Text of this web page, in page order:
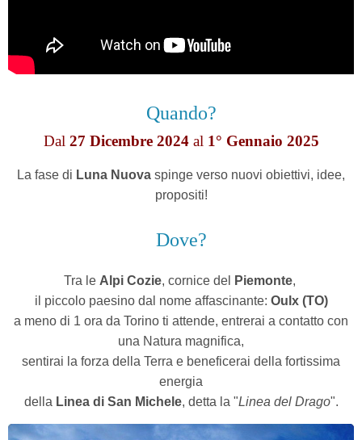
Quando?
Dal 27 Dicembre 2024al 1° Gennaio 2025
La fase di Luna Nuova spinge verso nuovi obiettivi, idee,
propositi!
Dove?
Tra le Alpi Cozie, cornice del Piemonte,
il piccolo paesino dal nome affascinante: Oulx (TO)
a meno di 1 ora da Torino ti attende, entrerai a contatto con
una Natura magnifica,
sentirai la forza della Terra e beneficerai della fortissima
energia
della Linea di San Michele, detta la "Linea del Drago".